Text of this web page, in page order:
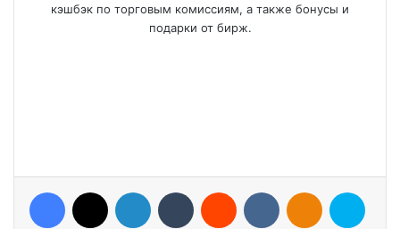
кэшбэк по торговым комиссиям, а также бонусы и
подарки от бирж.